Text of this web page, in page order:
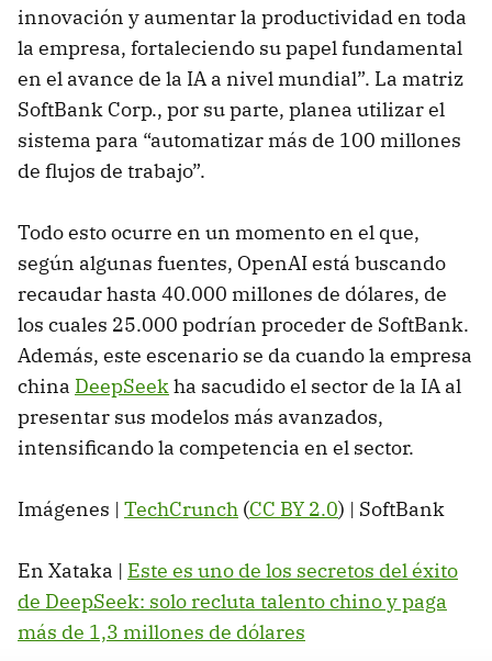
innovación y aumentar la productividad en toda
la empresa, fortaleciendo su papel fundamental
en el avance de la IA a nivel mundial”. La matriz
SoftBank Corp., por su parte, planea utilizar el
sistema para “automatizar más de 100 millones
de flujos de trabajo”.
Todo esto ocurre en un momento en el que,
según algunas fuentes, OpenAI está buscando
recaudar hasta 40.000 millones de dólares, de
los cuales 25.000 podrían proceder de SoftBank.
Además, este escenario se da cuando la empresa
china DeepSeekha sacudido el sector de la IA al
presentar sus modelos más avanzados,
intensificando la competencia en el sector.
Imágenes | TechCrunch (CC BY 2.0) | SoftBank
En Xataka | Este es uno de los secretos del éxito
de DeepSeek: solo recluta talento chino y paga
más de 1,3 millones de dólares